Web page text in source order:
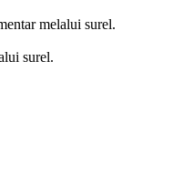
melalui surel.
surel.